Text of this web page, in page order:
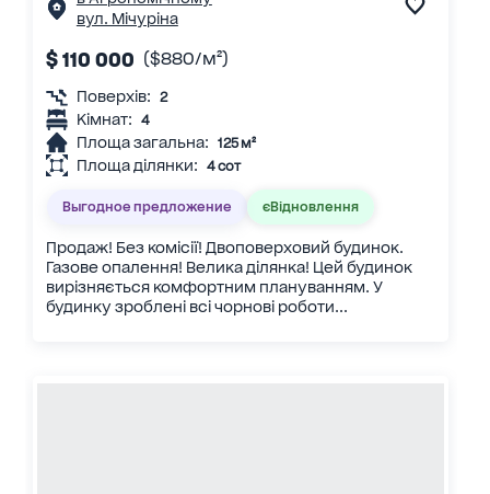
вул. Мічуріна
$ 110 000 ($880/м²)
Поверхів: 2
Кімнат: 4
Площа загальна: 125 м²
Площа ділянки: 4 сот
Выгодное предложение єВідновлення
Продаж! Без комісії! Двоповерховий будинок.
Газове опалення! Велика ділянка! Цей будинок
вирізняється комфортним плануванням. У
будинку зроблені всі чорнові роботи...